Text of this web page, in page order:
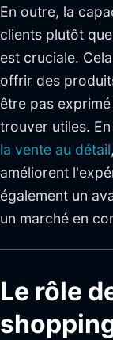
En outre, la
clients plutôt
est cruciale.
offrir des
être pas
trouver utiles.
la vente au détail
améliorent
également un
un marché en
Le rôle